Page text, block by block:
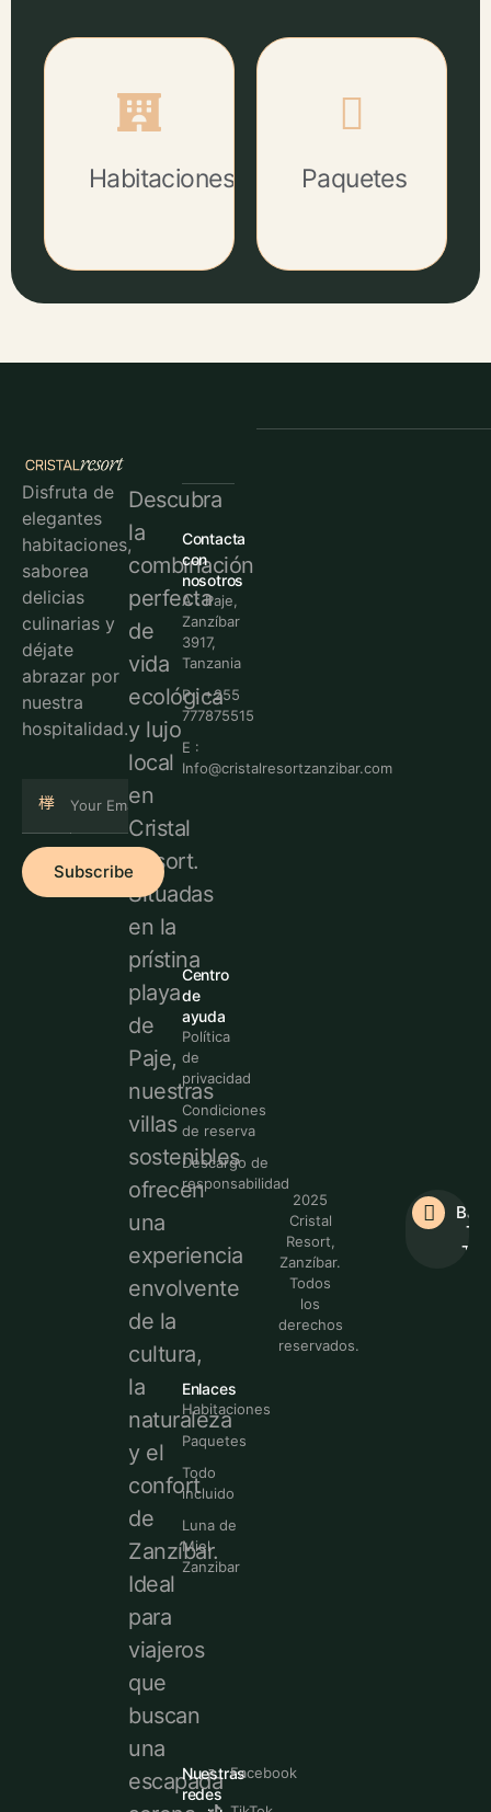
Habitaciones Paquetes
Disfruta de
elegantes
habitaciones,
saborea
delicias
culinarias y
déjate
abrazar por
nuestra
hospitalidad.
Subscribe
Descubra
la
combinación
perfecta
de
vida
ecológica
y lujo
local
en
Cristal
Resort.
Situadas
en la
prístina
playa
de
Paje,
nuestras
villas
sostenibles
ofrecen
una
experiencia
envolvente
de la
cultura,
la
naturaleza
y el
confort
de
Zanzíbar.
Ideal
para
viajeros
que
buscan
una
escapada
Contacta
con
nosotros
A : Paje,
Zanzíbar
3917,
Tanzania
P : +255
777875515
E :
Info@cristalresortzanzibar.com
Centro
de
ayuda
Política
de
privacidad
Condiciones
de reserva
Descargo de
responsabilidad
Enlaces
Habitaciones
Paquetes
Todo
incluido
Luna de
Miel
Zanzibar
Nuestras
redes
Facebook
2025
Cristal
Resort,
Zanzíbar.
Todos
los
derechos
reservados.
To
Top